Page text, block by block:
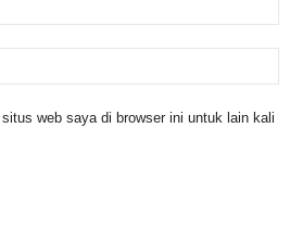
web saya di browser ini untuk lain kali